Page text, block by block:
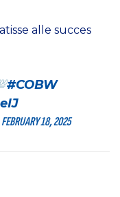
alle succes
#COBW
FEBRUARY 18, 2025